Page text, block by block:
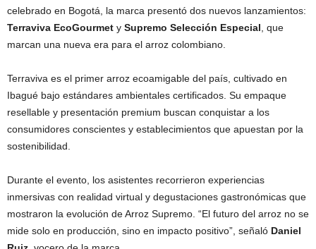
celebrado en Bogotá, la marca presentó dos nuevos lanzamientos:
Terraviva EcoGourmet y Supremo Selección Especial , que
marcan una nueva era para el arroz colombiano.
Terraviva es el primer arroz ecoamigable del país, cultivado en
Ibagué bajo estándares ambientales certificados. Su empaque
resellable y presentación premium buscan conquistar a los
consumidores conscientes y establecimientos que apuestan por la
sostenibilidad.
Durante el evento, los asistentes recorrieron experiencias
inmersivas con realidad virtual y degustaciones gastronómicas que
mostraron la evolución de Arroz Supremo. “El futuro del arroz no se
mide solo en producción, sino en impacto positivo”, señaló Daniel